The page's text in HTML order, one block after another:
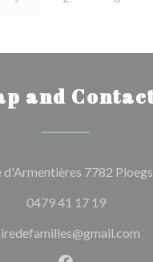
and
d'Armentières 7782
0479 41 17 19